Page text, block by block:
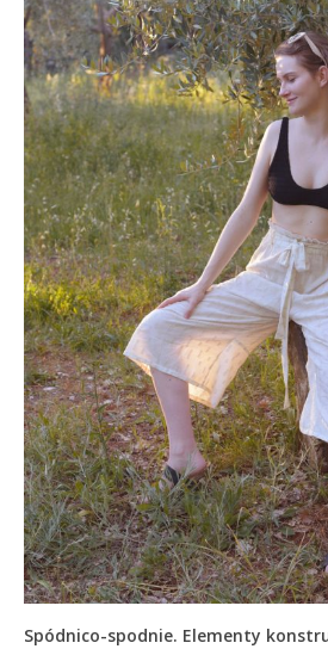
Spódnico-spodnie. Elementy